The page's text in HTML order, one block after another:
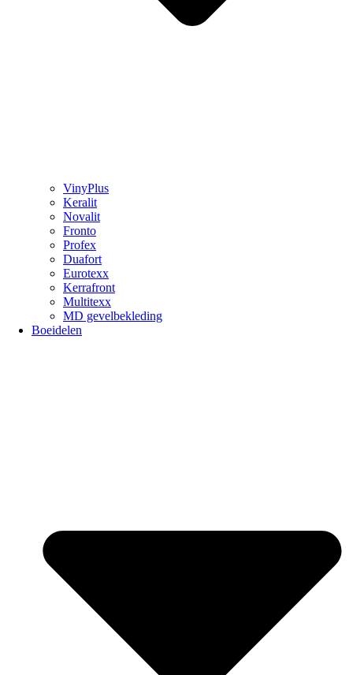
VinyPlus
Keralit
Novalit
Fronto
Profex
Duafort
Eurotexx
Kerrafront
Multitexx
MD gevelbekleding
Boeidelen